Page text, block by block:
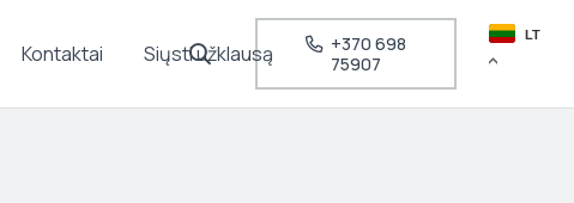
Kontaktai Siųsti užklausą
+370 698
75907
LT